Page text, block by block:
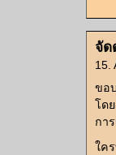
จัด
15.
ขอ
โด
กา
ใค